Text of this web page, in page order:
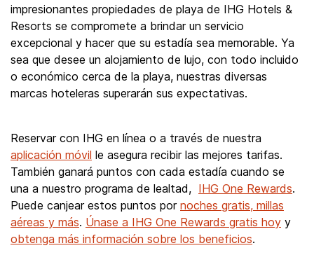
impresionantes propiedades de playa de IHG Hotels &
Resorts se compromete a brindar un servicio
excepcional y hacer que su estadía sea memorable. Ya
sea que desee un alojamiento de lujo, con todo incluido
o económico cerca de la playa, nuestras diversas
marcas hoteleras superarán sus expectativas.
Reservar con IHG en línea o a través de nuestra
aplicación móvil le asegura recibir las mejores tarifas.
También ganará puntos con cada estadía cuando se
una a nuestro programa de lealtad, IHG One Rewards.
Puede canjear estos puntos por noches gratis, millas
aéreas y más. Únase a IHG One Rewards gratis hoy y
obtenga más información sobre los beneficios.